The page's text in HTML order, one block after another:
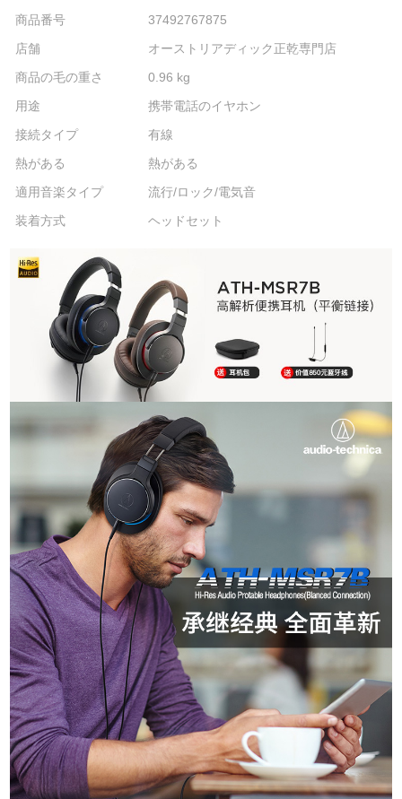
商品番号
37492767875
店舗
オーストリアディック正乾専門店
商品の毛の重さ
0.96 kg
用途
携帯電話のイヤホン
接続タイプ
有線
熱がある
熱がある
適用音楽タイプ
流行/ロック/電気音
装着方式
ヘッドセット